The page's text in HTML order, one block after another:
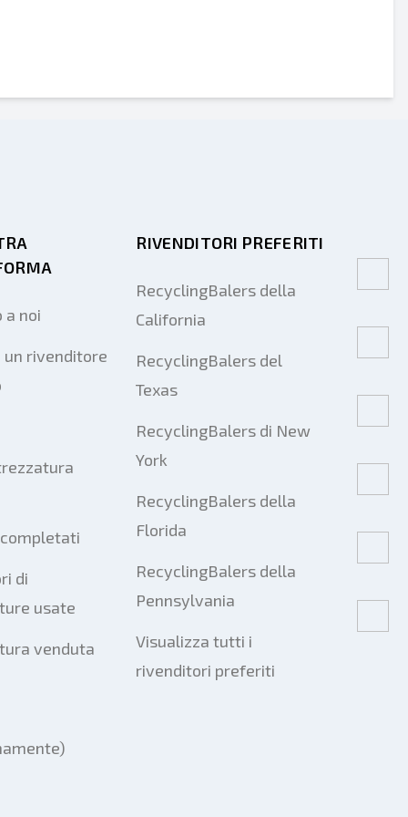
a noi
rivenditore
di
usate
venduta
RIVENDITORI PREFERITI
RecyclingBalers della
California
RecyclingBalers del
Texas
RecyclingBalers di New
York
RecyclingBalers della
Florida
RecyclingBalers della
Pennsylvania
Visualizza tutti i
rivenditori preferiti